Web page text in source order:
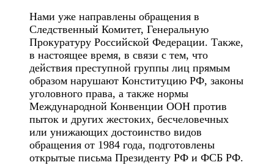
Нами уже направлены обращения в
Следственный Комитет, Генеральную
Прокуратуру Российской Федерации. Также,
в настоящее время, в связи с тем, что
действия преступной группы лиц прямым
образом нарушают Конституцию РФ, законы
уголовного права, а также нормы
Международной Конвенции ООН против
пыток и других жестоких, бесчеловечных
или унижающих достоинство видов
обращения от 1984 года, подготовлены
открытые письма Президенту РФ и ФСБ РФ.